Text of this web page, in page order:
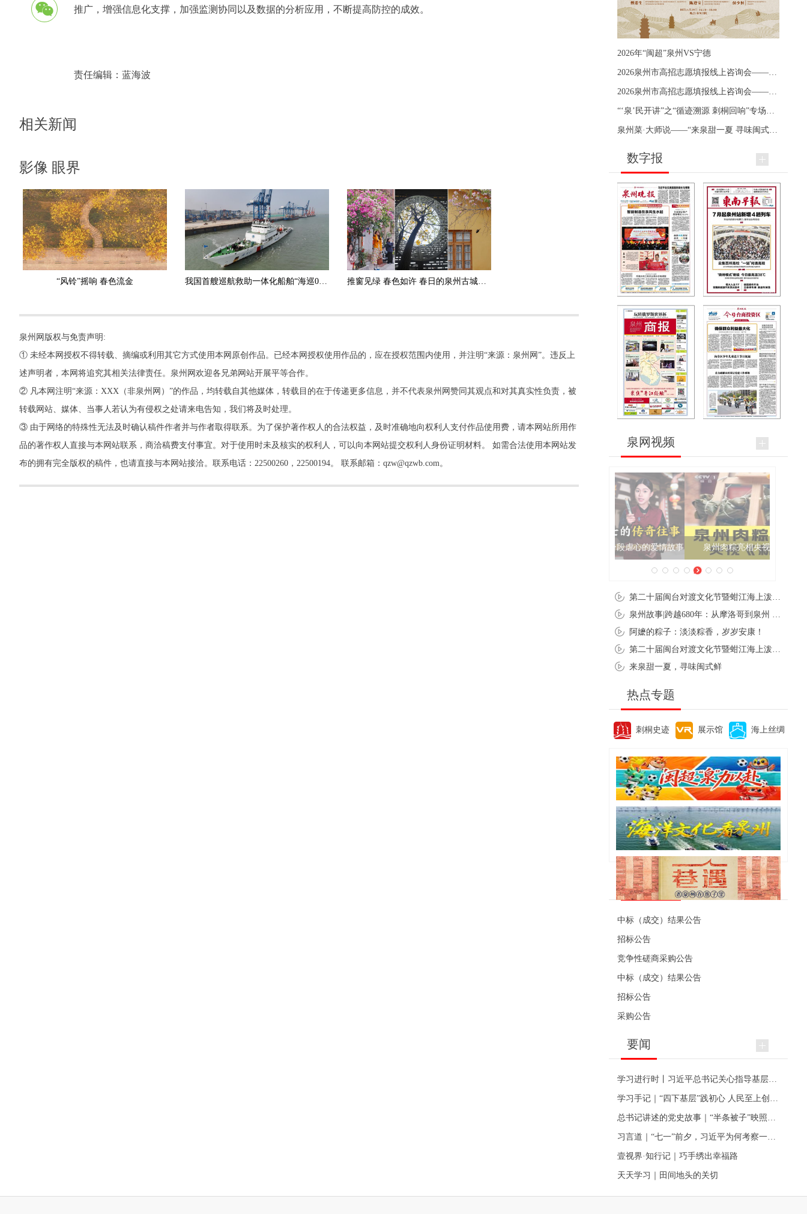
推广，增强信息化支撑，加强监测协同以及数据的分析应用，不断提高防控的成效。
责任编辑： 蓝海波
相关新闻
影像 眼界
“风铃”摇响 春色流金 我国首艘巡航救助一体化船舶“海巡01”轮抵达泉州 推窗见绿 春色如许 春日的泉州古城透着生机与悠然
泉州网版权与免责声明:
① 未经本网授权不得转载、摘编或利用其它方式使用本网原创作品。已经本网授权使用作品的，应在授权范围内使用，并注明“来源：泉州网”。违反上
述声明者，本网将追究其相关法律责任。泉州网欢迎各兄弟网站开展平等合作。
② 凡本网注明“来源：XXX（非泉州网）”的作品，均转载自其他媒体，转载目的在于传递更多信息，并不代表泉州网赞同其观点和对其真实性负责，被
转载网站、媒体、当事人若认为有侵权之处请来电告知，我们将及时处理。
③ 由于网络的特殊性无法及时确认稿件作者并与作者取得联系。为了保护著作权人的合法权益，及时准确地向权利人支付作品使用费，请本网站所用作
品的著作权人直接与本网站联系，商洽稿费支付事宜。对于使用时未及核实的权利人，可以向本网站提交权利人身份证明材料。 如需合法使用本网站发
布的拥有完全版权的稿件，也请直接与本网站接洽。联系电话：22500260，22500194。 联系邮箱：qzw@qzwb.com。
2026年“闽超”泉州VS宁德
数字报
泉网视频
泉州肉粽亮相央视《新闻联播》
阿嬷的粽子：淡淡粽香，岁岁安康！
来泉甜一夏，寻味闽式鲜
热点专题
刺桐史迹 展示馆 海上丝绸
便民资讯
中标（成交）结果公告
招标公告
竞争性磋商采购公告
中标（成交）结果公告
招标公告
采购公告
要闻
壹视界·知行记｜巧手绣出幸福路
天天学习｜田间地头的关切